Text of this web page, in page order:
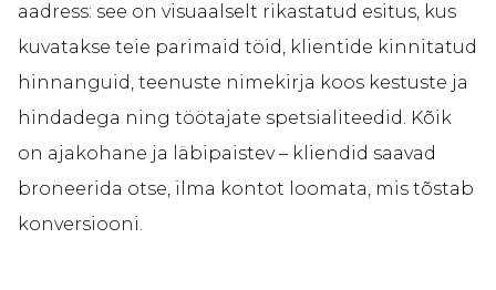
aadress: see on visuaalselt rikastatud esitus, kus
kuvatakse teie parimaid töid, klientide kinnitatud
hinnanguid, teenuste nimekirja koos kestuste ja
hindadega ning töötajate spetsialiteedid. Kõik
on ajakohane ja läbipaistev – kliendid saavad
broneerida otse, ilma kontot loomata, mis tõstab
konversiooni.